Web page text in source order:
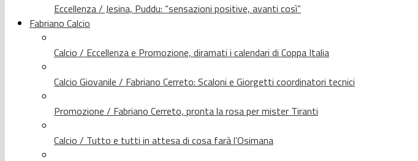
Eccellenza / Jesina, Puddu: “sensazioni positive, avanti così”
Fabriano Calcio
Calcio / Eccellenza e Promozione, diramati i calendari di Coppa Italia
Calcio Giovanile / Fabriano Cerreto: Scaloni e Giorgetti coordinatori tecnici
Promozione / Fabriano Cerreto, pronta la rosa per mister Tiranti
Calcio / Tutto e tutti in attesa di cosa farà l’Osimana